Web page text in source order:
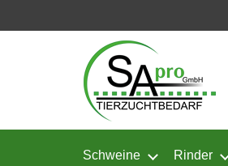
Schweine Untermenü
Rinder